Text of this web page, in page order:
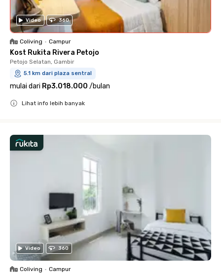
Video 360
Coliving • Campur
Kost Rukita Rivera Petojo
Petojo Selatan, Gambir
5.1 km dari plaza sentral
mulai dari Rp3.018.000 /bulan
Lihat info lebih banyak
Video 360
Coliving • Campur